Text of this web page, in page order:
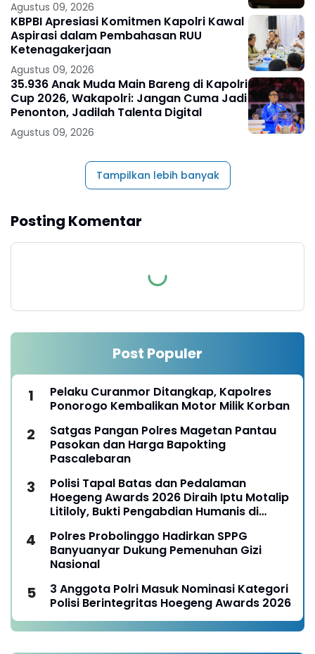
Agustus 09, 2026
KBPBI Apresiasi Komitmen Kapolri Kawal
Aspirasi dalam Pembahasan RUU
Ketenagakerjaan
Agustus 09, 2026
35.936 Anak Muda Main Bareng di Kapolri
Cup 2026, Wakapolri: Jangan Cuma Jadi
Penonton, Jadilah Talenta Digital
Agustus 09, 2026
Tampilkan lebih banyak
Posting Komentar
Post Populer
Pelaku Curanmor Ditangkap, Kapolres
Ponorogo Kembalikan Motor Milik Korban
Satgas Pangan Polres Magetan Pantau
Pasokan dan Harga Bapokting
Pascalebaran
Polisi Tapal Batas dan Pedalaman
Hoegeng Awards 2026 Diraih Iptu Motalip
Litiloly, Bukti Pengabdian Humanis di
Polres Probolinggo Hadirkan SPPG
Banyuanyar Dukung Pemenuhan Gizi
Nasional
3 Anggota Polri Masuk Nominasi Kategori
Polisi Berintegritas Hoegeng Awards 2026